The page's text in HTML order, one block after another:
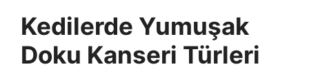
Kedilerde Yumuşak
Doku Kanseri Türleri